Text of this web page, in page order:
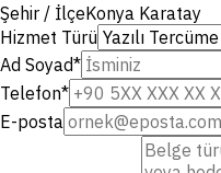
Şehir / İlçeKonya Karatay
Hizmet Türü
Ad Soyad*
Telefon*
E-posta